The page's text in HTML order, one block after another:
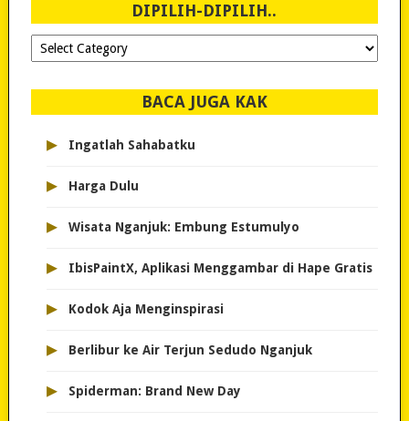
DIPILIH-DIPILIH..
Dipilih-
dipilih..
BACA JUGA KAK
▸ Ingatlah Sahabatku
▸ Harga Dulu
▸ Wisata Nganjuk: Embung Estumulyo
▸ IbisPaintX, Aplikasi Menggambar di Hape Gratis
▸ Kodok Aja Menginspirasi
▸ Berlibur ke Air Terjun Sedudo Nganjuk
▸ Spiderman: Brand New Day